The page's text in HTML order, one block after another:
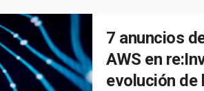
7 anuncios
AWS en
evolución de